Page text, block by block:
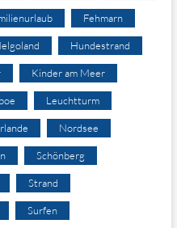
Fehmarn
Hundestrand
Kinder am Meer
Leuchtturm
Nordsee
Schönberg
Strand
Surfen